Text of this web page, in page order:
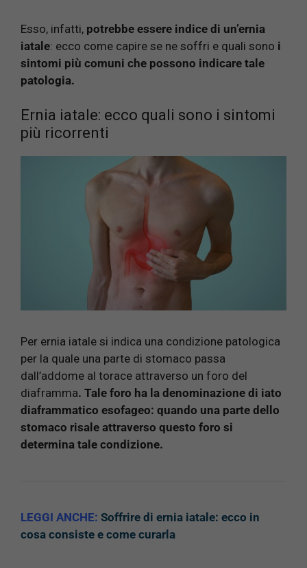
Esso, infatti, potrebbe essere indice di un’ernia
iatale: ecco come capire se ne soffri e quali sono i
sintomi più comuni che possono indicare tale
patologia.
Ernia iatale: ecco quali sono i sintomi
più ricorrenti
Per ernia iatale si indica una condizione patologica
per la quale una parte di stomaco passa
dall’addome al torace attraverso un foro del
diaframma. Tale foro ha la denominazione di iato
diaframmatico esofageo: quando una parte dello
stomaco risale attraverso questo foro si
determina tale condizione.
LEGGI ANCHE: Soffrire di ernia iatale: ecco in
cosa consiste e come curarla